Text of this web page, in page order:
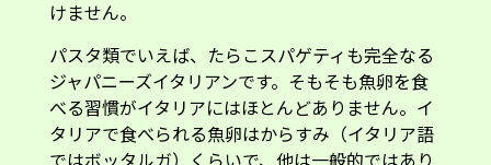
けません。
パスタ類でいえば、たらこスパゲティも完全なる
ジャパニーズイタリアンです。そもそも魚卵を食
べる習慣がイタリアにはほとんどありません。イ
タリアで食べられる魚卵はからすみ（イタリア語
ではボッタルガ）くらいで、他は一般的ではあり